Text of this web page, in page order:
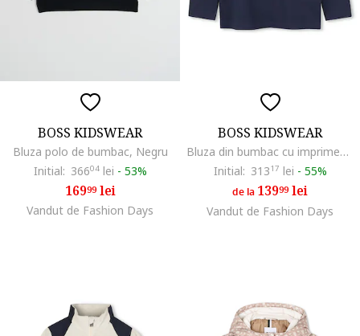
BOSS KIDSWEAR
Bluza polo de bumbac, Negru
Initial: 36604lei - 53%
16999lei
Vandut de Fashion Days
BOSS KIDSWEAR
Bluza din bumbac cu imprimeu logo, Albastru prafuit
Initial: 31317 lei - 55%
de la 13999lei
Vandut de Fashion Days